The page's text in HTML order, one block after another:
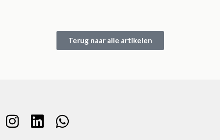
Terug naar alle artikelen